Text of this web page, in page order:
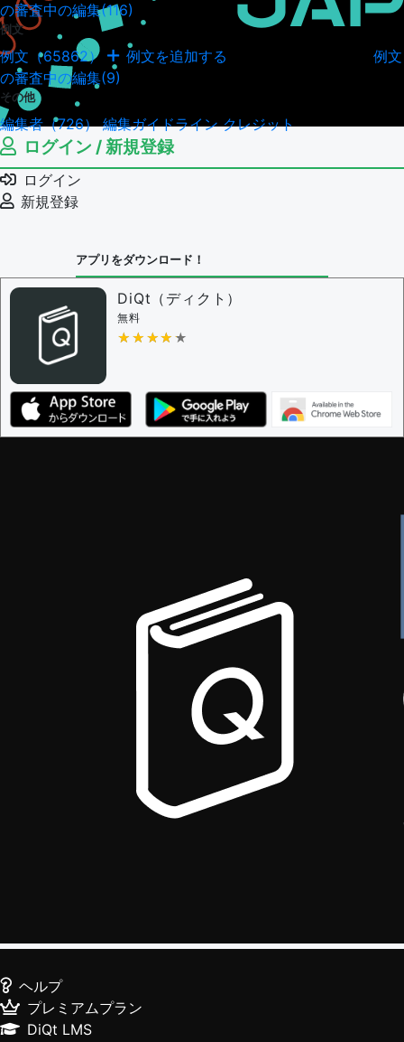
の審査中の編集(116)
例文
例文（65862） 例文を追加する
例文
の審査中の編集(9)
その他
編集者（726）編集ガイドラインクレジット
ログイン / 新規登録
ログイン
新規登録
アプリをダウンロード！
DiQt（ディクト）
無料
★★★★★
★★★★★
ヘルプ
プレミアムプラン
DiQt LMS